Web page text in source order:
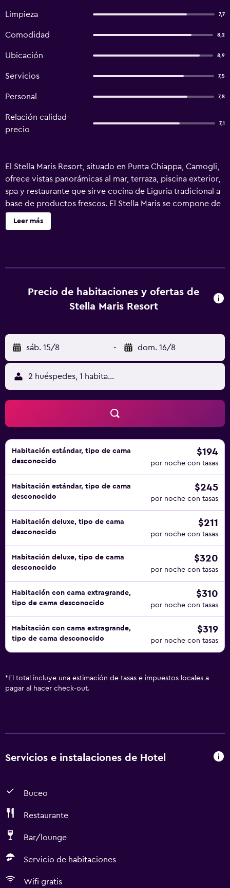
Limpieza 7,7
Comodidad 8,2
Ubicación 8,9
Servicios 7,5
Personal 7,8
Relación calidad-
precio
7,1
El Stella Maris Resort, situado en Punta Chiappa, Camogli,
ofrece vistas panorámicas al mar, terraza, piscina exterior,
spa y restaurante que sirve cocina de Liguria tradicional a
base de productos frescos. El Stella Maris se compone de
un grupo de edificios históricos, donde se pueden
encontrar la habitaciones, la mayoría de ellas con vistas al
disponible hasta las 12:30. El personal también puede
organizar traslados al aeropuerto, paseos en taxi acuático,
acuático desde el puerto de Camogli, así como a pie por
una ruta con vistas panorámicas que comienza en San
Rocco, a 40 minutos a pie.
Leer más
Precio de habitaciones y ofertas de
Stella Maris Resort
sáb. 15/8 - dom. 16/8
2 huéspedes, 1 habitación
Habitación estándar, tipo de cama
desconocido
$194
por noche con tasas
Habitación estándar, tipo de cama
desconocido
$245
por noche con tasas
Habitación deluxe, tipo de cama
desconocido
$211
por noche con tasas
Habitación deluxe, tipo de cama
desconocido
$320
por noche con tasas
Habitación con cama extragrande,
tipo de cama desconocido
$310
por noche con tasas
Habitación con cama extragrande,
tipo de cama desconocido
$319
por noche con tasas
* El total incluye una estimación de tasas e impuestos locales a
pagar al hacer check-out.
Servicios e instalaciones de Hotel
Buceo
Restaurante
Bar/lounge
Servicio de habitaciones
Wifi gratis